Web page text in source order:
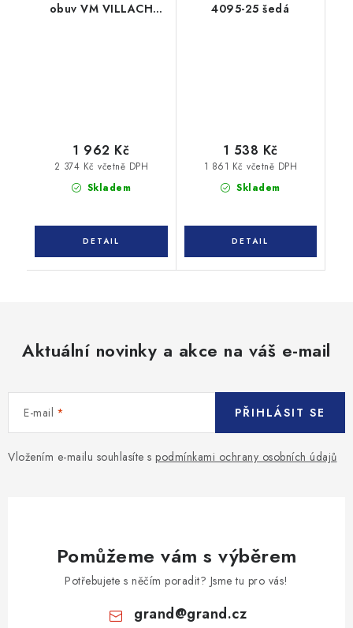
obuv VM VILLACH
Skladem
2 374 Kč včetně DPH
1 962 Kč
4095-25 šedá
Skladem
1 861 Kč včetně DPH
1 538 Kč
Aktuální novinky a akce na váš e-mail
E-mail
Vložením e-mailu souhlasíte s podmínkami ochrany osobních údajů
PŘIHLÁSIT SE
Pomůžeme vám s výběrem
Potřebujete s něčím poradit? Jsme tu pro vás!
grand@grand.cz